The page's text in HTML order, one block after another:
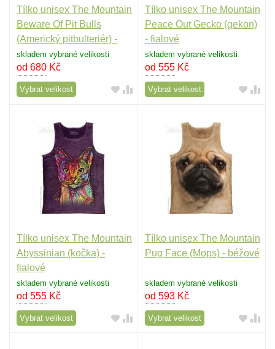
Tílko unisex The Mountain
Beware Of Pit Bulls
(Americký pitbulteriér) -
černé
skladem vybrané velikosti
od 680 Kč
Vybrat velikost
Tílko unisex The Mountain
Peace Out Gecko (gekon)
- fialové
skladem vybrané velikosti
od 555Kč
Vybrat velikost
Tílko unisex The Mountain
Abyssinian (kočka) -
fialové
skladem vybrané velikosti
od 555 Kč
Vybrat velikost
Tílko unisex The Mountain
Pug Face (Mops) - béžové
skladem vybrané velikosti
od 593Kč
Vybrat velikost